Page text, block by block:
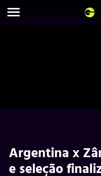
Argentina x
e seleção